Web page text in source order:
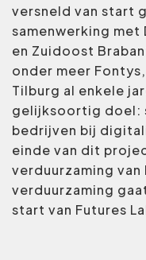
versneld van start
samenwerking
en Zuidoost
onder meer
Tilburg al enkele
gelijksoortig doel:
bedrijven bij
einde van dit
verduurzaming
verduurzaming
start van Futures